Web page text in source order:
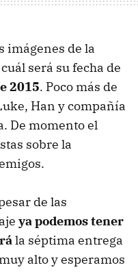
imágenes de la
será su fecha de
2015. Poco más de
Han y compañía
De momento el
sobre la
de las
ya podemos tener
la séptima entrega
alto y esperamos